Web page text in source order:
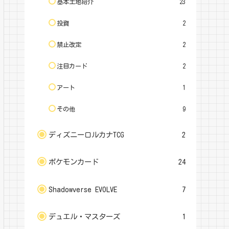
基本土地紹介 23
投資 2
禁止改定 2
注目カード 2
アート 1
その他 9
ディズニーロルカナTCG 2
ポケモンカード 24
Shadowverse EVOLVE 7
デュエル・マスターズ 1